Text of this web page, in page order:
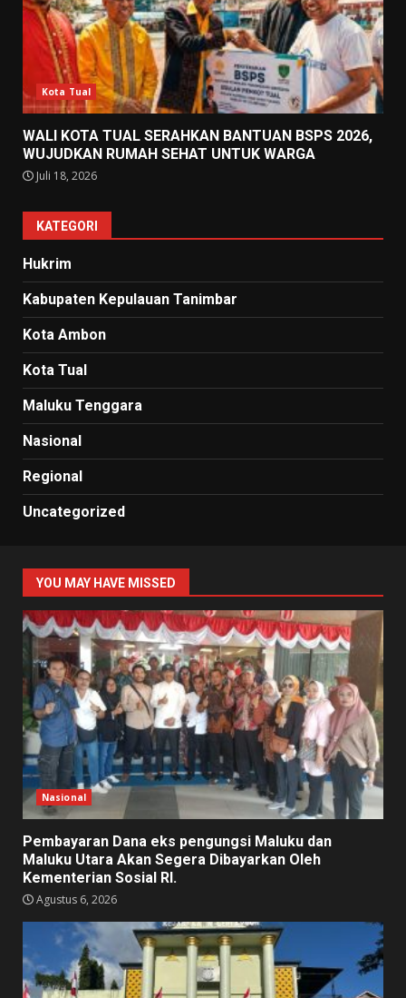
Kota Tual
WALI KOTA TUAL SERAHKAN BANTUAN BSPS 2026,
WUJUDKAN RUMAH SEHAT UNTUK WARGA
Juli 18, 2026
KATEGORI
Hukrim
Kabupaten Kepulauan Tanimbar
Kota Ambon
Kota Tual
Maluku Tenggara
Nasional
Regional
Uncategorized
YOU MAY HAVE MISSED
Nasional
Pembayaran Dana eks pengungsi Maluku dan
Maluku Utara Akan Segera Dibayarkan Oleh
Kementerian Sosial RI.
Agustus 6, 2026